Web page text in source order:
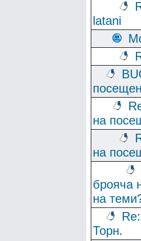
latani
на
на
брояча
на
Торн.